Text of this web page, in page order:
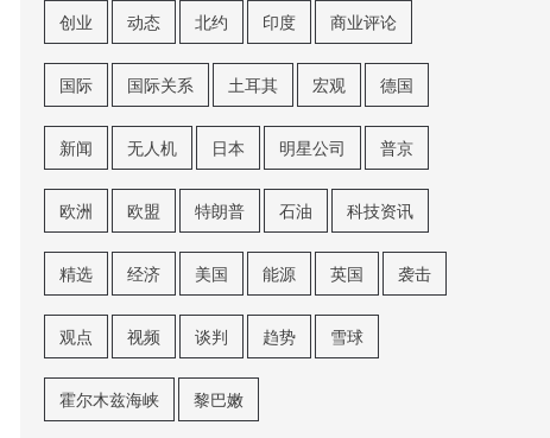
创业 动态 北约 印度 商业评论
国际 国际关系 土耳其 宏观 德国
新闻 无人机 日本 明星公司 普京
欧洲 欧盟 特朗普 石油 科技资讯
精选 经济 美国 能源 英国 袭击
观点 视频 谈判 趋势 雪球
霍尔木兹海峡 黎巴嫩